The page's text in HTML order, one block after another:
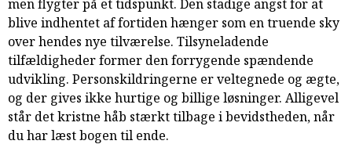
samarbejde
8.0:
Støt
KABB!
9.0:
Links
Næste
indlæg:
En
duft
men flygter på et tidspunkt. Den stadige angst for at
blive indhentet af fortiden hænger som en truende sky
over hendes nye tilværelse. Tilsyneladende
tilfældigheder former den forrygende spændende
udvikling. Personskildringerne er veltegnede og ægte,
og der gives ikke hurtige og billige løsninger. Alligevel
står det kristne håb stærkt tilbage i bevidstheden, når
du har læst bogen til ende.